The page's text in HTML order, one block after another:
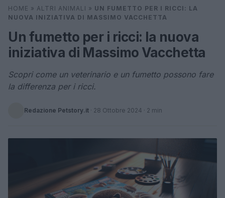
Cerca ⌕
HOME » ALTRI ANIMALI » UN FUMETTO PER I RICCI: LA
NUOVA INIZIATIVA DI MASSIMO VACCHETTA
Un fumetto per i ricci: la nuova
iniziativa di Massimo Vacchetta
Scopri come un veterinario e un fumetto possono fare
la differenza per i ricci.
Redazione Petstory.it · 28 Ottobre 2024 · 2 min